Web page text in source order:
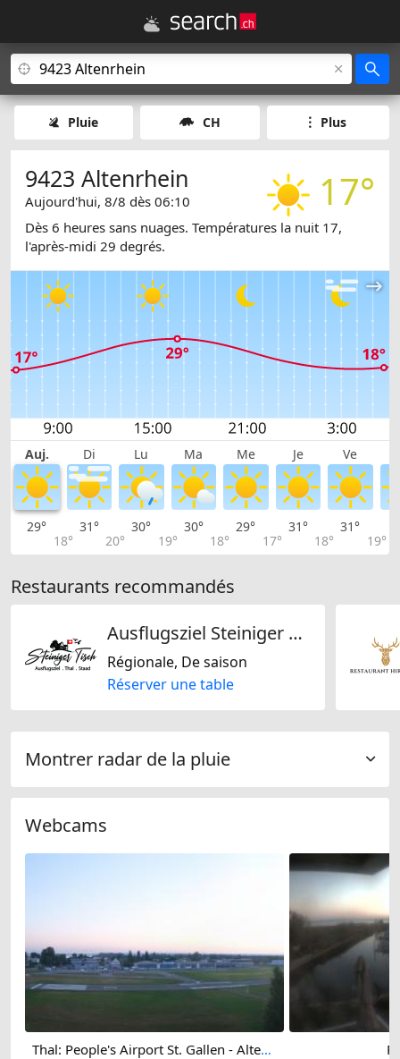
Pluie CH Plus
17°
9423 Altenrhein
Aujourd'hui, 8/8 dès 06:10
Dès 6 heures sans nuages. Températures la nuit 17,
l'après-midi 29 degrés.
Auj. Di Lu Ma Me Je Ve
29°
18°
31°
20°
30°
19°
30°
18°
29°
17°
31°
18°
31°
19°
Restaurants recommandés
Ausflugsziel Steiniger Tisch
Régionale, De saison
Réserver une table
Montrer radar de la pluie
Webcams
Thal: People's Airport St. Gallen - Altenrhein